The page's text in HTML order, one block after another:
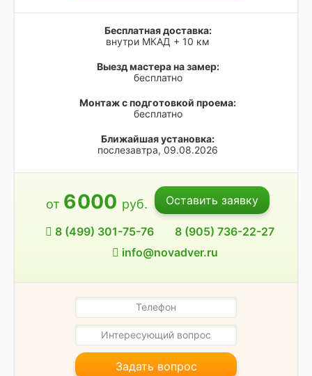
Бесплатная доставка:
внутри МКАД + 10 км
Выезд мастера на замер:
бесплатно
Монтаж с подготовкой проема:
бесплатно
Ближайшая установка:
послезавтра, 09.08.2026
от 6000 руб. Оставить заявку
8 (499) 301-75-76
8 (905) 736-22-27
info@novadver.ru
Задать вопрос